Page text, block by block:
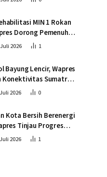
MIN 1 Rokan
Dorong Pemenuhan
Pendidikan
2026 1
Bayung Lencir, Wapres
Konektivitas Sumatra
2026 0
Kota Bersih Berenergi
Tinjau Progres
PSEL di
2026 1